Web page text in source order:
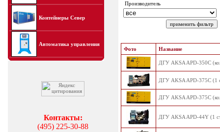
Контейнеры Север
Автоматика управления
Контакты:
(495) 225-30-88
Производитель
Фото Название
ДГУ AKSA APD-350C
ДГУ AKSA APD-375C (1
ДГУ AKSA APD-375C
ДГУ AKSA APD-44Y (1